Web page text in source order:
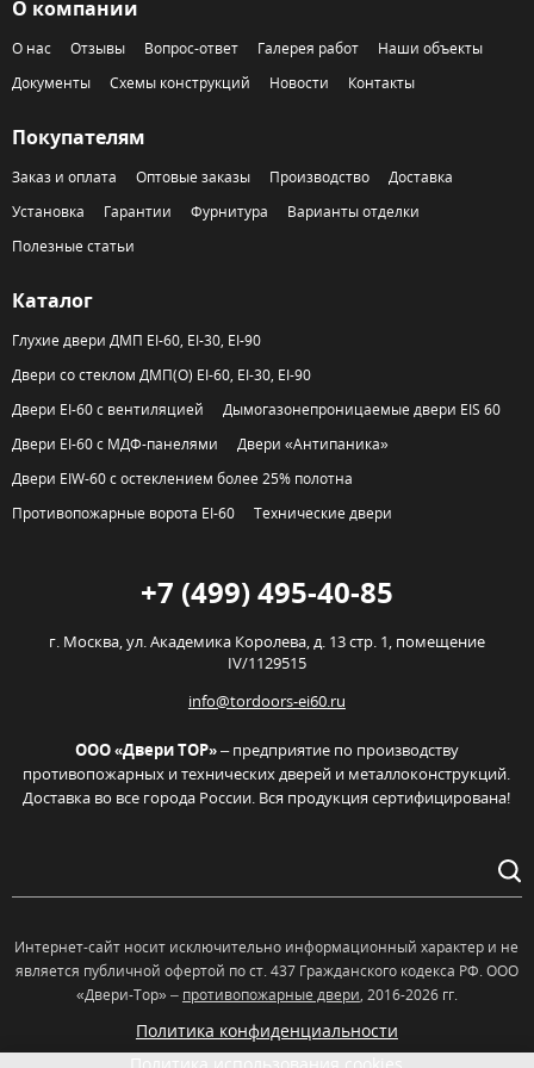
О компании
О нас Отзывы Вопрос-ответ Галерея работ
Наши объекты
Документы
Схемы конструкций Новости Контакты
Покупателям
Заказ и оплата Оптовые заказы Производство
Доставка
Установка
Гарантии Фурнитура
Варианты отделки
Полезные статьи
Каталог
Глухие двери ДМП EI-60, EI-30, EI-90
Двери со стеклом ДМП(О) EI-60, EI-30, EI-90
Двери EI-60 с вентиляцией
Дымогазонепроницаемые двери EIS 60
Двери EI-60 с МДФ-панелями
Двери «Антипаника»
Двери EIW-60 с остеклением более 25% полотна
Противопожарные ворота EI-60
Технические двери
+7 (499) 495-40-85
г. Москва,ул. Академика Королева, д. 13 стр. 1, помещение
IV/1129515
info@tordoors-ei60.ru
ООО «Двери ТОР»– предприятие по производству
противопожарных и технических дверей и металлоконструкций.
Доставка во все города России. Вся продукция сертифицирована!
Интернет-сайт носит исключительно информационный характер и не
является публичной офертой по ст. 437 Гражданского кодекса РФ. OOO
«Двери-Тор» – противопожарные двери, 2016-2026 гг.
Политика конфиденциальности